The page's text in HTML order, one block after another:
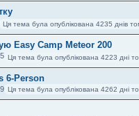
Ця тема була опублікована 4235 днів
Easy Camp Meteor 200
Ця тема була опублікована 4223 дні
6-Person
Ця тема була опублікована 4262 дні